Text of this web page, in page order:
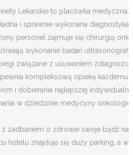
Lekarskie to placówka
i sprawnie wykonana
personel zajmuje się chirurgią
wykonanie badań
związane z usuwaniem
kompleksową opiekę
i dobierania najlepszej
w dziedzinie medycyny
zadbaniem o zdrowie swoje bądź
hotelu znajduję się duży parking, a